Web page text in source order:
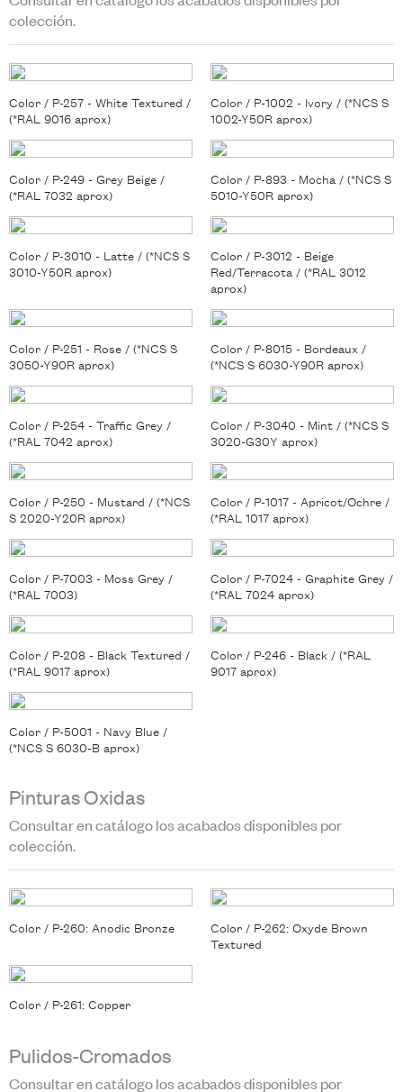
colección.
Color / P-257 - White Textured /
(*RAL 9016 aprox)
Color / P-1002 - Ivory / (*NCS S
1002-Y50R aprox)
Color / P-249 - Grey Beige /
(*RAL 7032 aprox)
Color / P-893 - Mocha / (*NCS S
5010-Y50R aprox)
Color / P-3010 - Latte / (*NCS S
3010-Y50R aprox)
Color / P-3012 - Beige
Red/Terracota / (*RAL 3012
aprox)
Color / P-251 - Rose / (*NCS S
3050-Y90R aprox)
Color / P-8015 - Bordeaux /
(*NCS S 6030-Y90R aprox)
Color / P-254 - Traffic Grey /
(*RAL 7042 aprox)
Color / P-3040 - Mint / (*NCS S
3020-G30Y aprox)
Color / P-250 - Mustard / (*NCS
S 2020-Y20R aprox)
Color / P-1017 - Apricot/Ochre /
(*RAL 1017 aprox)
Color / P-7003 - Moss Grey /
(*RAL 7003)
Color / P-7024 - Graphite Grey /
(*RAL 7024 aprox)
Color / P-208 - Black Textured /
(*RAL 9017 aprox)
Color / P-246 - Black / (*RAL
9017 aprox)
Color / P-5001 - Navy Blue /
(*NCS S 6030-B aprox)
Pinturas Oxidas
Consultar en catálogo los acabados disponibles por
colección.
Color / P-260: Anodic Bronze
Color / P-262: Oxyde Brown
Textured
Color / P-261: Copper
Pulidos-Cromados
Consultar en catálogo los acabados disponibles por